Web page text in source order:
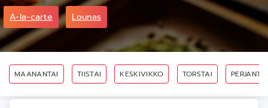
A-la-carte Lounas
MAANANTAI TIISTAI KESKIVIKKO TORSTAI PERJANTAI